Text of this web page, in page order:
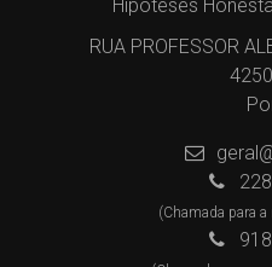
Hipoteses
RUA PROFESSOR
(Chamada para a